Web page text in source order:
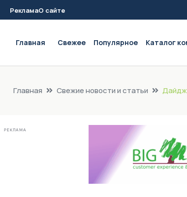
РекламаО сайте
Главная Свежее Популярное Каталог
Главная Свежие новости и статьи
РЕКЛАМА